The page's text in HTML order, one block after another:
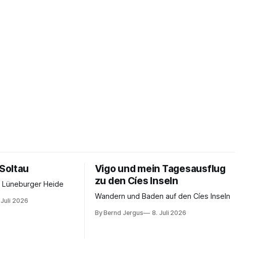
Heide
Juli 2026
Vigo und mein Tagesausflug
zu den Cíes Inseln
Wandern und Baden auf den Cíes Inseln
By Bernd Jergus 8. Juli 2026